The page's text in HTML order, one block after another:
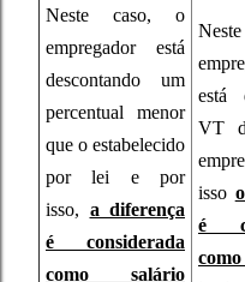
Neste caso, o
empregador está
descontando um
percentual menor
que o estabelecido
por lei e por
isso, a diferença
é considerada
como salário
está
VT
isso
é